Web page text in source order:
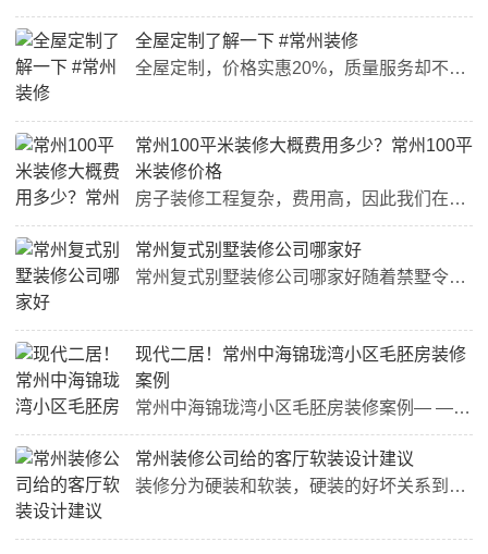
全屋定制了解一下 #常州装修
全屋定制，价格实惠20%，质量服务却不打折，这是怎么做到的呢？昨天下午我去了常州一家源头的定制工厂，发现了其中的奥秘。·首先，这家工厂是前店后厂，省去了门店租金的成本。·其次，50%的老客户转介绍使得营销成本大大降低。·最后，因为这家工厂是本地企业，运输成本也得到了控制。因此，这两年常州本地的定制企业如雨后春笋般涌现，为龙城业主们提供了更加优质的服务。转载自头条号：勇哥聊家装常州。（侵删）...
常州100平米装修大概费用多少？常州100平
米装修价格
房子装修工程复杂，费用高，因此我们在装修房子前，需要提前做好准备工作，比如找好靠谱的装修公司，根据自己需求做好预算表，在后面装修过程中，可以避免预算严重超支，那么到底常州100平米装修大概费用多少钱呢？下面跟着小编一起来看看常州100平米装修价格。想了解你家装修多少钱？点击下方，免费获取装修预算报价方案！（此处已添加小程序，请到今日头条客户端查看）一、常州100平米装修大概费用多少1、根据半/全包装修区分常州半包装修价格：500-650元/平米左右，辅材+...
常州复式别墅装修公司哪家好
常州复式别墅装修公司哪家好随着禁墅令的颁布，别墅用地就不在有了，越来越多的复式别墅出来了，常州复式别墅装修公司哪家好呢？其实复式和常规别墅是一样的，只是在楼层和整体形势上有一点区别，今天小编就来带大家详细了解一下。常州复式别墅装修公司哪家好复式别墅装修报价推荐复式别墅其实他本质上和常规别墅没区别，报价上是有一些来去的，复式别墅装修报价推荐和别墅是一样的，他不比别墅少什么东西，如果是顶复最多会少一个室内的家用电梯因为他只有两层。其实都是一样的，所以按照常州现...
现代二居！常州中海锦珑湾小区毛胚房装修
案例
常州中海锦珑湾小区毛胚房装修案例— —客厅 常州中海锦珑湾小区毛胚房装修案例— —厨房 常州中海锦珑湾小区毛胚房装修案例— —卧室 常州中海锦珑湾小区毛胚房装修案例— —书房 常州中海锦珑湾小区毛胚房装修案例— —卫生间怎么样?喜欢这样的装修风格及效果吗?如果你有装修的需要，或者喜欢这套装修案例的话，那就登录装一网来注册招标信息吧，免费推荐3家装修公司上门量房、做预算、出方案，全程免费哦!咨询小编QQ：2037603462还有更简单快捷的方式!请复制下面...
常州装修公司给的客厅软装设计建议
装修分为硬装和软装，硬装的好坏关系到装修的质量，而软装的好坏则关系到家里的美观，想让家里更加美观、舒适，硬装、软装缺一不可。客厅是家里的门面，是家中活动最频繁的一个区域，因此如何扮靓这个空间就显得尤其关键。下文常州装修公司给业主们带来关于客厅软装设计的攻略，让你的家更加完美。常州装修公司关于客厅软装设计的建议空间的宽敞化宽敞的感觉可以带来轻松的心境和欢愉的心情客厅的设计中，常州装修公司建议业主宽敞的感觉是一件非常重要的事，不管空间是大还是小，在室内设计中都...